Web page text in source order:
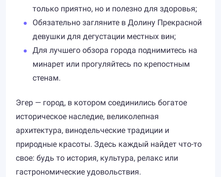
только приятно, но и полезно для здоровья;
Обязательно загляните в Долину Прекрасной
девушки для дегустации местных вин;
Для лучшего обзора города поднимитесь на
минарет или прогуляйтесь по крепостным
стенам.
Эгер — город, в котором соединились богатое
историческое наследие, великолепная
архитектура, винодельческие традиции и
природные красоты. Здесь каждый найдет что-то
свое: будь то история, культура, релакс или
гастрономические удовольствия.